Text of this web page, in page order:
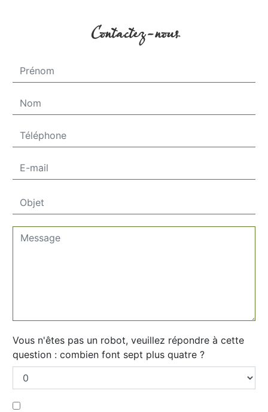
Contactez-nous
Vous n'êtes pas un robot, veuillez répondre à cette
question : combien font sept plus quatre ?